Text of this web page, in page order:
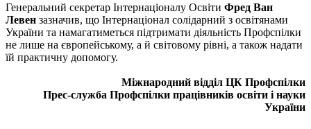
Генеральний секретар Інтернаціоналу Освіти Фред Ван
Левен зазначив, що Інтернаціонал солідарний з освітянами
України та намагатиметься підтримати діяльність Профспілки
не лише на європейському, а й світовому рівні, а також надати
їй практичну допомогу.
Міжнародний відділ ЦК Профспілки
Прес-служба Профспілки працівників освіти і науки
України